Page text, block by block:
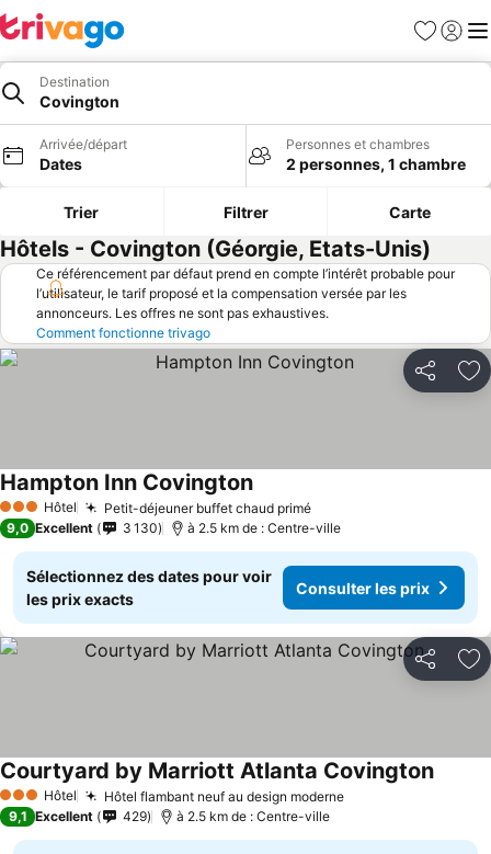
Favoris
Se
Destination
Covington
Arrivée/départ
Dates
Personnes et chambres
2 personnes, 1 chambre
Trier Filtrer Carte
Hôtels - Covington (Géorgie, Etats-Unis)
Ce référencement par défaut prend en compte l’intérêt probable pour
l’utilisateur, le tarif proposé et la compensation versée par les
annonceurs. Les offres ne sont pas exhaustives.
Comment fonctionne trivago
Partager
3 ÉtoilesHôtel Petit-déjeuner buffet chaud priméConsulter les prix
Hampton Inn CovingtonConsulter les prix
9,0 Excellent 3 130 à 2.5 km de : Centre-ville
Sélectionnez des dates pour voir
les prix exacts
Consulter les prix
Partager
3 ÉtoilesHôtel Hôtel flambant neuf au design moderneConsulter les prix
Courtyard by Marriott Atlanta Covington
9,1 Excellent 429 à 2.5 km de : Centre-ville